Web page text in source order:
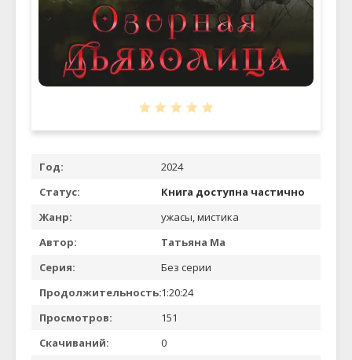
Год:
2024
Статус:
Книга доступна частично
Жанр:
ужасы, мистика
Автор:
Татьяна Ма
Серия:
Без серии
Продолжительность:1:20:24
Просмотров:
151
Скачиваний:
0